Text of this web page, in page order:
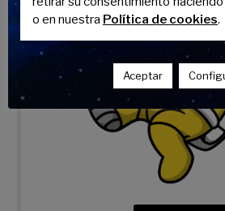
o en nuestra Política de cookies.
Aceptar